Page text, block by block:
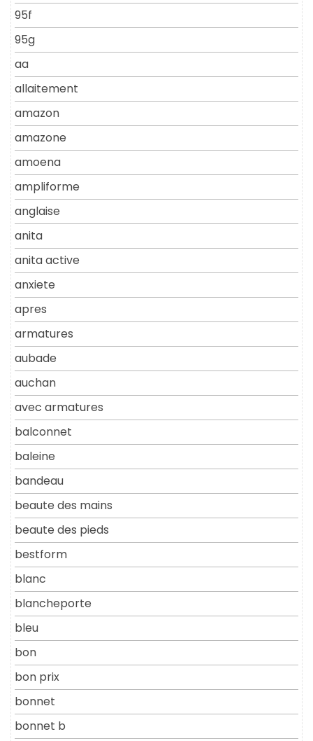
95f
95g
aa
allaitement
amazon
amazone
amoena
ampliforme
anglaise
anita
anita active
anxiete
apres
armatures
aubade
auchan
avec armatures
balconnet
baleine
bandeau
beaute des mains
beaute des pieds
bestform
blanc
blancheporte
bleu
bon
bon prix
bonnet
bonnet b